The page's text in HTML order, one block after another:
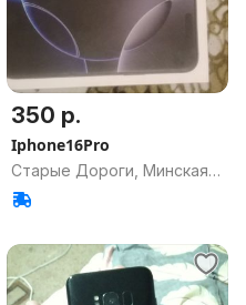
350 р.
Iphone16Pro
Старые Дороги, Минская
обл.